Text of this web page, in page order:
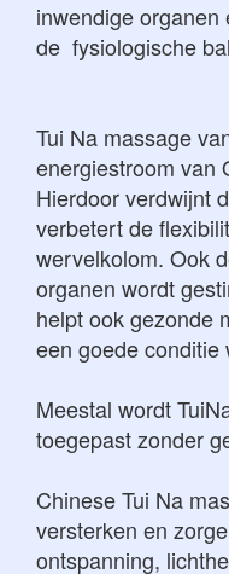
inwendige organen
de fysiologische
Tui Na massage
energiestroom van
Hierdoor verdwijnt
verbetert de
wervelkolom. Ook
organen wordt
helpt ook gezonde
een goede conditie
Meestal wordt
toegepast zonder
Chinese Tui Na
versterken en
ontspanning,